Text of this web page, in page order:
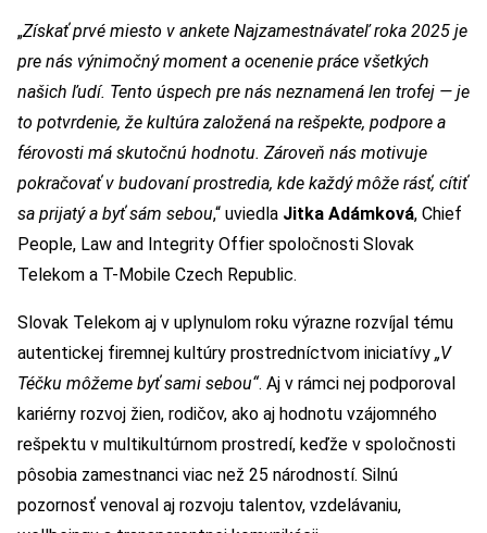
„Získať prvé miesto v ankete Najzamestnávateľ roka 2025 je
pre nás výnimočný moment a ocenenie práce všetkých
našich ľudí. Tento úspech pre nás neznamená len trofej — je
to potvrdenie, že kultúra založená na rešpekte, podpore a
férovosti má skutočnú hodnotu. Zároveň nás motivuje
pokračovať v budovaní prostredia, kde každý môže rásť, cítiť
sa prijatý a byť sám sebou,“ uviedla Jitka Adámková, Chief
People, Law and Integrity Offier spoločnosti Slovak
Telekom a T-Mobile Czech Republic.
Slovak Telekom aj v uplynulom roku výrazne rozvíjal tému
autentickej firemnej kultúry prostredníctvom iniciatívy „V
Téčku môžeme byť sami sebou“. Aj v rámci nej podporoval
kariérny rozvoj žien, rodičov, ako aj hodnotu vzájomného
rešpektu v multikultúrnom prostredí, keďže v spoločnosti
pôsobia zamestnanci viac než 25 národností. Silnú
pozornosť venoval aj rozvoju talentov, vzdelávaniu,